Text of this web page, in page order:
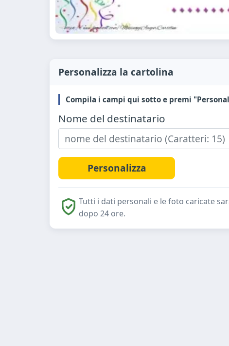
Personalizza la cartolina
Compila i campi qui sotto e premi
Nome del destinatario
Tutti i dati personali e le foto caricate
dopo 24 ore.